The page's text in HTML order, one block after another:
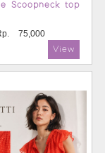
Scoopneck top
75,000